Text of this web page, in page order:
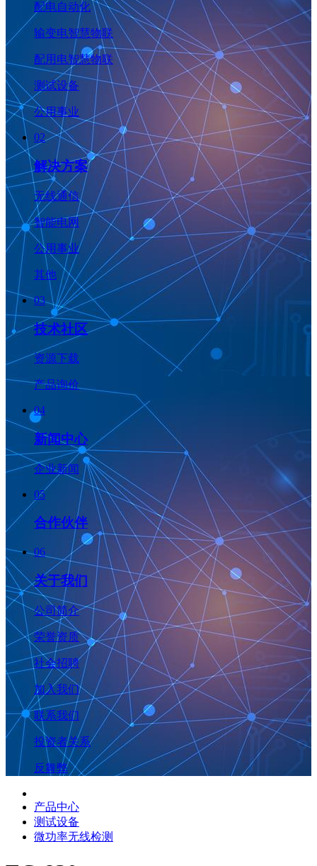
配电自动化
输变电智慧物联
配用电智慧物联
测试设备
公用事业
02
解决方案
无线通信
智能电网
公用事业
其他
03
技术社区
资源下载
产品询价
04
新闻中心
企业新闻
05
合作伙伴
06
关于我们
公司简介
荣誉资质
社会招聘
加入我们
联系我们
投资者关系
反舞弊
产品中心
测试设备
微功率无线检测